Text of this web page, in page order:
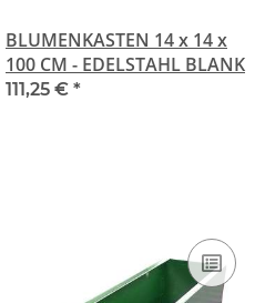
BLUMENKASTEN 14 x 14 x
100 CM - EDELSTAHL BLANK
111,25 € *